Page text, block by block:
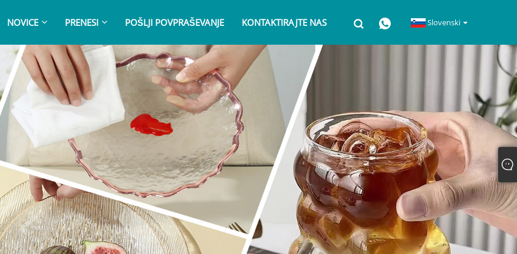
NOVICE PRENESI POŠLJI POVPRAŠEVANJE KONTAKTIRAJTE NAS Slovenski